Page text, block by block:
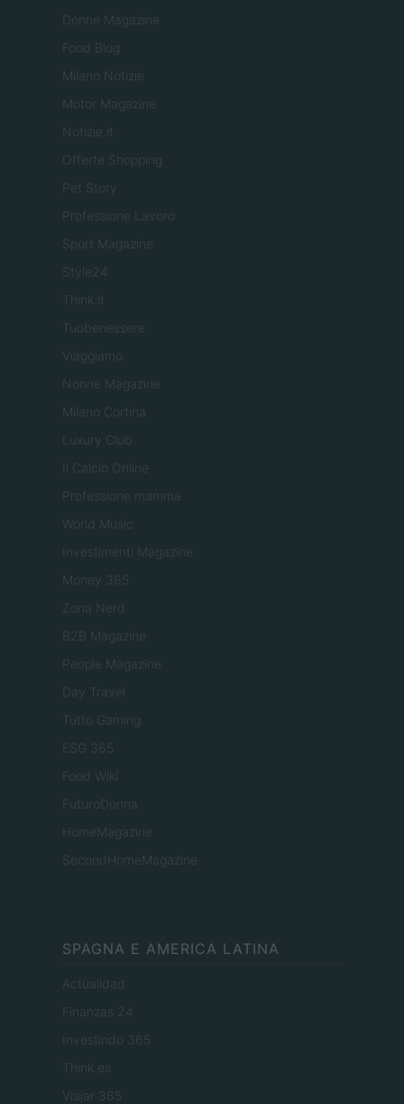
Donne Magazine
Food Blog
Milano Notizie
Motor Magazine
Notizie.it
Offerte Shopping
Pet Story
Professione Lavoro
Sport Magazine
Style24
Think.it
Tuobenessere
Viaggiamo
Nonne Magazine
Milano Cortina
Luxury Club
Il Calcio Online
Professione mamma
World Music
Investimenti Magazine
Money 365
Zona Nerd
B2B Magazine
People Magazine
Day Travel
Tutto Gaming
ESG 365
Food Wiki
FuturoDonna
HomeMagazine
SecondHomeMagazine
SPAGNA E AMERICA LATINA
Actualidad
Finanzas 24
Investindo 365
Think.es
Viajar 365